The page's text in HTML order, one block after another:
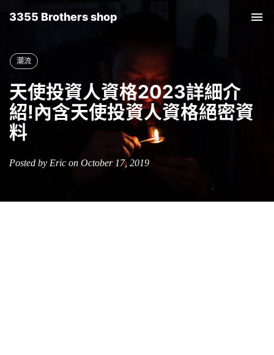
3355 Brothers shop
潮流
天使投資人資格2023詳細介
紹!內含天使投資人資格絕密資
料
Posted by Eric on October 17, 2019